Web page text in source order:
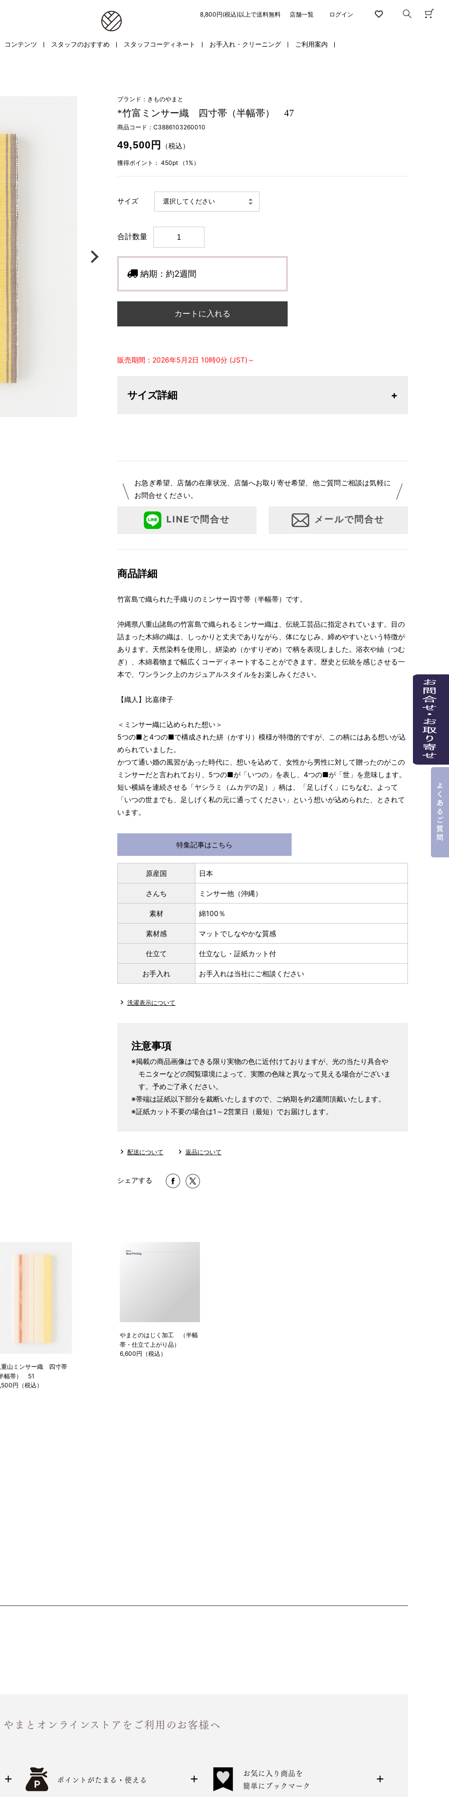
ログイン
8,800円(税込)以上で送料無料 店舗一覧
コンテンツ スタッフのおすすめ スタッフコーディネート お手入れ・クリーニング ご利用案内
ブランド：きものやまと
*竹富ミンサー織 四寸帯（半幅帯） 47
商品コード： C3886103260010
49,500円 （税込）
獲得ポイント： 450pt （1%）
サイズ
合計数量
納期： 約2週間
カートに入れる
販売期間：2026年5月2日 10時0分 (JST)～
サイズ詳細
お急ぎ希望、店舗の在庫状況、店舗へお取り寄せ希望、他ご質問ご相談は気軽に
お問合せください。
LINEで問合せ メールで問合せ
商品詳細
竹富島で織られた手織りのミンサー四寸帯（半幅帯）です。
沖縄県八重山諸島の竹富島で織られるミンサー織は、伝統工芸品に指定されています。目の
詰まった木綿の織は、しっかりと丈夫でありながら、体になじみ、締めやすいという特徴が
あります。天然染料を使用し、絣染め（かすりぞめ）で柄を表現しました。浴衣や紬（つむ
ぎ）、木綿着物まで幅広くコーディネートすることができます。歴史と伝統を感じさせる一
本で、ワンランク上のカジュアルスタイルをお楽しみください。
【織人】比嘉律子
＜ミンサー織に込められた想い＞
5つの■と4つの■で構成された絣（かすり）模様が特徴的ですが、この柄にはある想いが込
められていました。
かつて通い婚の風習があった時代に、想いを込めて、女性から男性に対して贈ったのがこの
ミンサーだと言われており、5つの■が「いつの」を表し、4つの■が「世」を意味します。
短い横縞を連続させる「ヤシラミ（ムカデの足）」柄は、「足しげく」にちなむ。よって
「いつの世までも、足しげく私の元に通ってください」という想いが込められた、とされて
います。
特集記事はこちら
原産国 日本
さんち ミンサー他（沖縄）
素材 綿100％
素材感 マットでしなやかな質感
仕立て 仕立なし・証紙カット付
お手入れ お手入れは当社にご相談ください
洗濯表示について
注意事項
※掲載の商品画像はできる限り実物の色に近付けておりますが、光の当たり具合や
モニターなどの閲覧環境によって、実際の色味と異なって見える場合がございま
す。予めご了承ください。
※帯端は証紙以下部分を裁断いたしますので、ご納期を約2週間頂戴いたします。
※証紙カット不要の場合は1～2営業日（最短）でお届けします。
配送について 返品について
シェアする
山ミンサー織 四寸帯
幅帯） 51
円（税込）
やまとのはじく加工 （半幅
帯・仕立て上がり品）
6,600円（税込）
やまとオンラインストアをご利用のお客様へ
ポイントがたまる・使える
お気に入り商品を
簡単にブックマーク